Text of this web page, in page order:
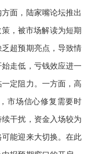
面，陆家嘴论坛推出
，被市场解读为短期
超预期亮点，导致情
走低，亏钱效应进一
定阻力。一方面，高
市场信心修复需要时
干扰，资金入场较为
能迎来大切换。在此